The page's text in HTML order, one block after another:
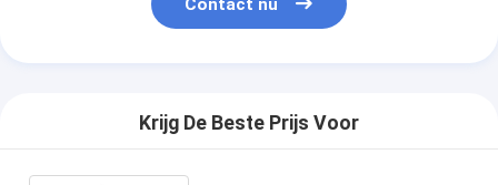
Contact nu
Krijg De Beste Prijs Voor